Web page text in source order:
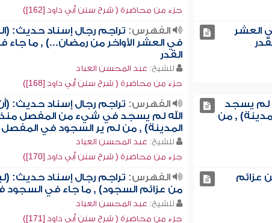
جزء من محاضرة ( شرح سنن أبي داود [162])
العشر
الفهرس: تراجم رجال إسناد حديث:
في العشر الأواخر من رمضان...) , ما جاء
القدر
للشيخ: عبد المحسن العباد
جزء من محاضرة ( شرح سنن أبي داود [168])
لم يسجد
, من
الفهرس: تراجم رجال إسناد حديث:
الله لم يسجد في شيء من المفصل منذ
المدينة) , من لم ير السجود في المفصل
للشيخ: عبد المحسن العباد
جزء من محاضرة ( شرح سنن أبي داود [170])
عزائم
الفهرس: تراجم رجال إسناد
من عزائم السجود) , ما جاء في
للشيخ: عبد المحسن العباد
جزء من محاضرة ( شرح سنن أبي داود [171])